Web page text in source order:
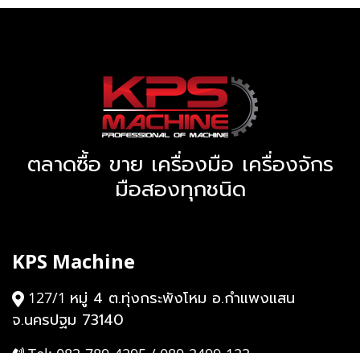
ตลาดซื้อ ขาย เครื่องมือ เครื่องจักร
มือสองทุกชนิด
KPS Machine
127/1 หมู่ 4 ต.ทุ่งกระพังโหม อ.กำแพงแสน
จ.นครปฐม 73140